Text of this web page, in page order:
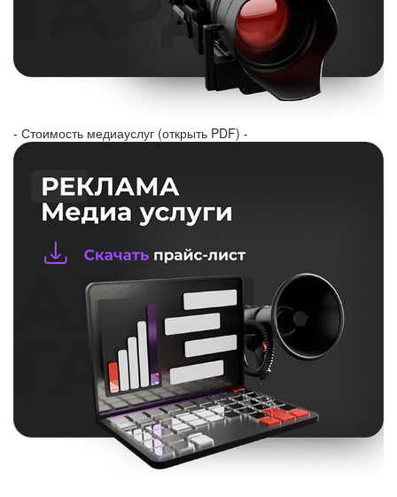
- Стоимость медиауслуг (открыть PDF) -